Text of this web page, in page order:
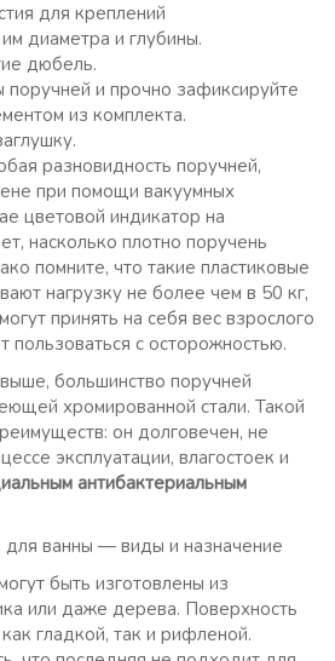
для креплений
диаметра и глубины.
дюбель.
и прочно зафиксируйте
из комплекта.
разновидность поручней,
при помощи вакуумных
цветовой индикатор на
насколько плотно поручень
помните, что такие пластиковые
нагрузку не более чем в 50 кг,
принять на себя вес взрослого
пользоваться с осторожностью.
большинство поручней
хромированной стали. Такой
он долговечен, не
эксплуатации, влагостоек и
антибактериальным
ванны — виды и назначение
быть изготовлены из
или даже дерева. Поверхность
гладкой, так и рифленой.